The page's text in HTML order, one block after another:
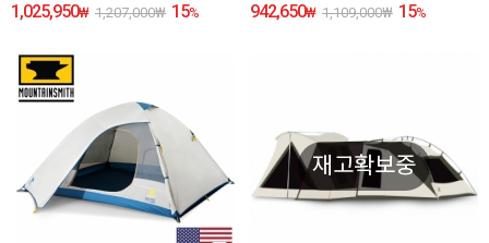
1,025,950₩ 1,207,000₩ 15% 942,650₩ 1,109,000₩ 15%
재고확보중